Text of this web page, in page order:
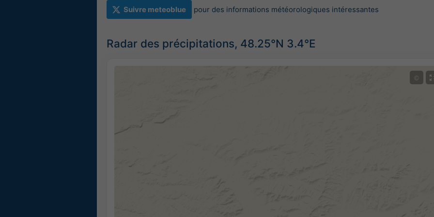
Suivre meteoblue pour des informations météorologiques intéressantes
Radar des précipitations, 48.25°N 3.4°E
©